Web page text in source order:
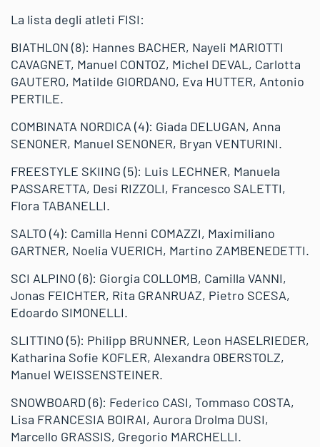
La lista degli atleti FISI:
BIATHLON (8): Hannes BACHER, Nayeli MARIOTTI
CAVAGNET, Manuel CONTOZ, Michel DEVAL, Carlotta
GAUTERO, Matilde GIORDANO, Eva HUTTER, Antonio
PERTILE.
COMBINATA NORDICA (4): Giada DELUGAN, Anna
SENONER, Manuel SENONER, Bryan VENTURINI.
FREESTYLE SKIING (5): Luis LECHNER, Manuela
PASSARETTA, Desi RIZZOLI, Francesco SALETTI,
Flora TABANELLI.
SALTO (4): Camilla Henni COMAZZI, Maximiliano
GARTNER, Noelia VUERICH, Martino ZAMBENEDETTI.
SCI ALPINO (6): Giorgia COLLOMB, Camilla VANNI,
Jonas FEICHTER, Rita GRANRUAZ, Pietro SCESA,
Edoardo SIMONELLI.
SLITTINO (5): Philipp BRUNNER, Leon HASELRIEDER,
Katharina Sofie KOFLER, Alexandra OBERSTOLZ,
Manuel WEISSENSTEINER.
SNOWBOARD (6): Federico CASI, Tommaso COSTA,
Lisa FRANCESIA BOIRAI, Aurora Drolma DUSI,
Marcello GRASSIS, Gregorio MARCHELLI.